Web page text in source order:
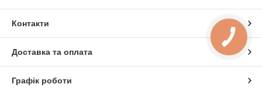
Контакти
Доставка та оплата
Графік роботи